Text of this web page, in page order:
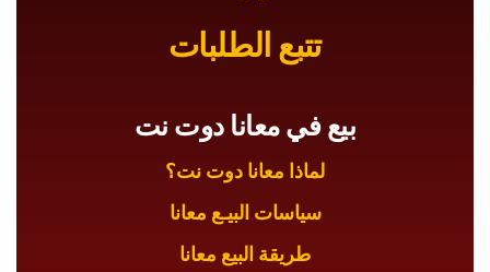
تتبع الطلبات
بيع في معانا دوت نت
لماذا معانا دوت نت؟
سياسات البيـع معانا
طريقة البيع معانا